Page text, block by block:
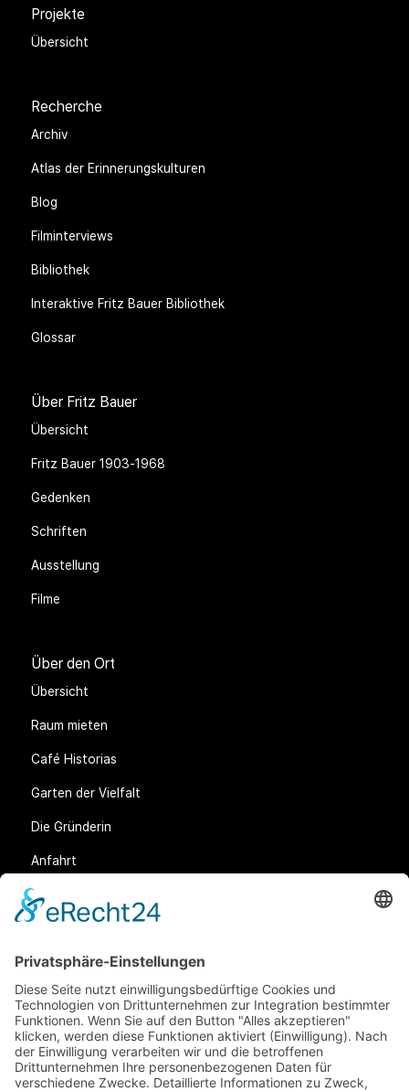
Projekte
Übersicht
Recherche
Archiv
Atlas der Erinnerungskulturen
Blog
Filminterviews
Bibliothek
Interaktive Fritz Bauer Bibliothek
Glossar
Über Fritz Bauer
Übersicht
Fritz Bauer 1903-1968
Gedenken
Schriften
Ausstellung
Filme
Über den Ort
Übersicht
Raum mieten
Café Historias
Garten der Vielfalt
Die Gründerin
Anfahrt
Rechtliches
Allgemeine Geschäftsbedingungen (AGB)
Datenschutz
Impressum